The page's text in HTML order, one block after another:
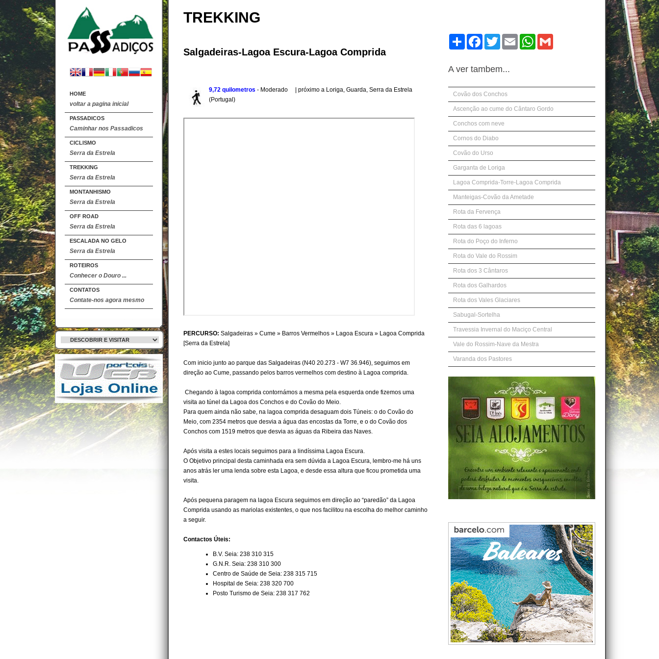
HOME
voltar a pagina inicial
PASSADICOS
Caminhar nos Passadicos
CICLISMO
Serra da Estrela
TREKKING
Serra da Estrela
MONTANHISMO
Serra da Estrela
OFF ROAD
Serra da Estrela
ESCALADA NO GELO
Serra da Estrela
ROTEIROS
Conhecer o Douro ...
CONTATOS
Contate-nos agora mesmo
TREKKING
Salgadeiras-Lagoa Escura-Lagoa Comprida
9,72 quilometros - Moderado | próximo a Loriga, Guarda, Serra da Estrela
(Portugal)
PERCURSO: Salgadeiras » Cume » Barros Vermelhos » Lagoa Escura » Lagoa Comprida
[Serra da Estrela]
Com inicio junto ao parque das Salgadeiras (N40 20.273 - W7 36.946), seguimos em
direção ao Cume, passando pelos barros vermelhos com destino à Lagoa comprida.
Chegando à lagoa comprida contornámos a mesma pela esquerda onde fizemos uma
visita ao túnel da Lagoa dos Conchos e do Covão do Meio.
Para quem ainda não sabe, na lagoa comprida desaguam dois Túneis: o do Covão do
Meio, com 2354 metros que desvia a água das encostas da Torre, e o do Covão dos
Conchos com 1519 metros que desvia as águas da Ribeira das Naves.
Após visita a estes locais seguimos para a lindíssima Lagoa Escura.
O Objetivo principal desta caminhada era sem dúvida a Lagoa Escura, lembro-me há uns
anos atrás ler uma lenda sobre esta Lagoa, e desde essa altura que ficou prometida uma
visita.
Após pequena paragem na lagoa Escura seguimos em direção ao “paredão” da Lagoa
Comprida usando as mariolas existentes, o que nos facilitou na escolha do melhor caminho
a seguir.
Contactos Úteis:
B.V. Seia: 238 310 315
G.N.R. Seia: 238 310 300
Centro de Saúde de Seia: 238 315 715
Hospital de Seia: 238 320 700
Posto Turismo de Seia: 238 317 762
CompartilheFacebookTwitter Email WhatsApp
A ver tambem...
Covão dos Conchos
Ascenção ao cume do Cântaro Gordo
Conchos com neve
Cornos do Diabo
Covão do Urso
Garganta de Loriga
Lagoa Comprida-Torre-Lagoa Comprida
Manteigas-Covão da Ametade
Rota da Fervença
Rota das 6 lagoas
Rota do Poço do Inferno
Rota do Vale do Rossim
Rota dos 3 Cântaros
Rota dos Galhardos
Rota dos Vales Glaciares
Sabugal-Sortelha
Travessia Invernal do Maciço Central
Vale do Rossim-Nave da Mestra
Varanda dos Pastores